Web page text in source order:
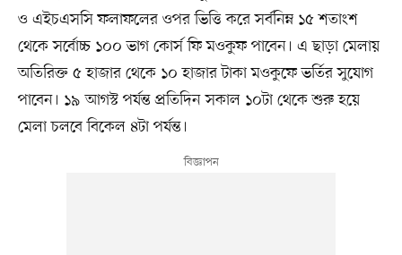
ও এইচএসসি ফলাফলের ওপর ভিত্তি করে সর্বনিম্ন ১৫ শতাংশ
থেকে সর্বোচ্চ ১০০ ভাগ কোর্স ফি মওকুফ পাবেন। এ ছাড়া মেলায়
অতিরিক্ত ৫ হাজার থেকে ১০ হাজার টাকা মওকুফে ভর্তির সুযোগ
পাবেন। ১৯ আগস্ট পর্যন্ত প্রতিদিন সকাল ১০টা থেকে শুরু হয়ে
মেলা চলবে বিকেল ৪টা পর্যন্ত।